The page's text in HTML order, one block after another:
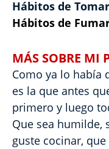
Hábitos de
Hábitos de
MÁS SOBRE MI
Como ya lo había
es la que antes
primero y luego
Que sea humilde,
guste cocinar,